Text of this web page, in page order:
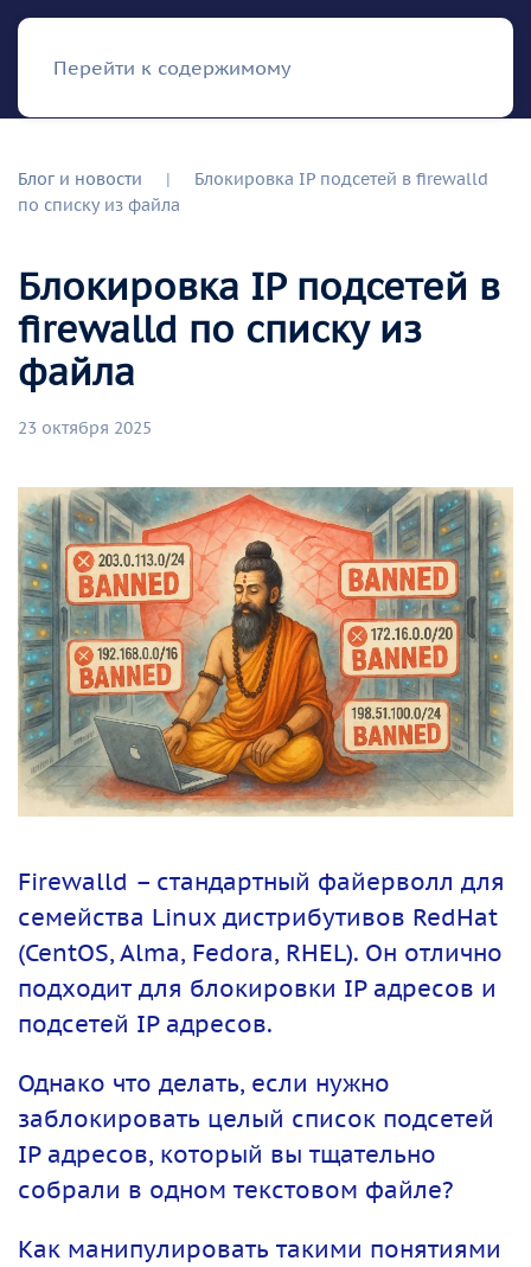
Перейти к содержимому
RISH
Блог и новости
Блокировка IP подсетей в firewalld
по списку из файла
Блокировка IP подсетей в
firewalld по списку из
файла
23 октября 2025
Firewalld – стандартный файерволл для
семейства Linux дистрибутивов RedHat
(CentOS, Alma, Fedora, RHEL). Он отлично
подходит для блокировки IP адресов и
подсетей IP адресов.
Однако что делать, если нужно
заблокировать целый список подсетей
IP адресов, который вы тщательно
собрали в одном текстовом файле?
Как манипулировать такими понятиями